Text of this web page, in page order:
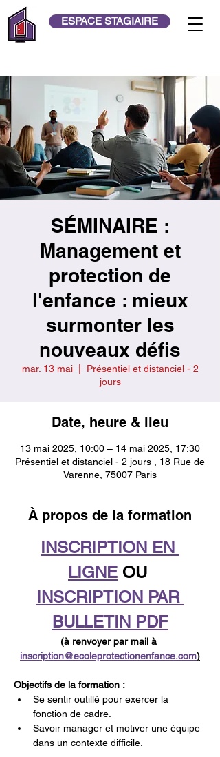
ESPACE STAGIAIRE
SÉMINAIRE :
Management et
protection de
l'enfance : mieux
surmonter les
nouveaux défis
mar. 13 mai
  |
Présentiel et distanciel - 2
jours
Date, heure & lieu
13 mai 2025, 10:00 – 14 mai 2025, 17:30
Présentiel et distanciel - 2 jours , 18 Rue de
Varenne, 75007 Paris
À propos de la formation
INSCRIPTION EN
LIGNE OU
INSCRIPTION PAR
BULLETIN PDF
(à renvoyer par mail à
inscription@ecoleprotectionenfance.com)
Objectifs de la formation :
Se sentir outillé pour exercer la
fonction de cadre.
Savoir manager et motiver une équipe
dans un contexte difficile.